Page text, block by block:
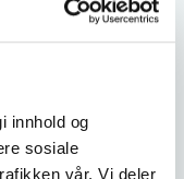
innhold og
sosiale
vår. Vi deler
– vi tar hånd om